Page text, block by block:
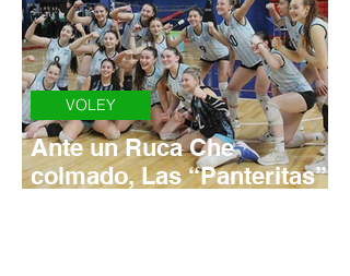
Ante un Ruca Che
colmado, Las “Panteritas”
VOLEY